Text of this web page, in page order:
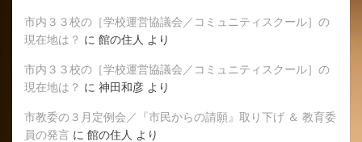
市内３３校の［学校運営協議会／コミュニティスクール］の
現在地は？ に 館の住人 より
市内３３校の［学校運営協議会／コミュニティスクール］の
現在地は？ に 神田和彦 より
市教委の３月定例会／『市民からの請願』取り下げ ＆ 教育委
員の発言 に 館の住人 より